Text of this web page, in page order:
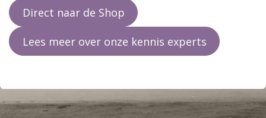
Direct naar de Shop
Lees meer over onze kennis experts